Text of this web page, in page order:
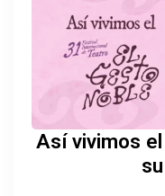
Así vivimos